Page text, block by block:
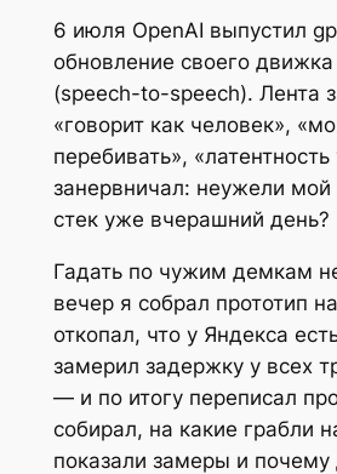
6 июля OpenAI выпустил
обновление своего движка
(speech-to-speech). Лента
«говорит как человек»,
перебивать»,
занервничал: неужели
стек уже вчерашний день?
Гадать по чужим демкам
вечер я собрал прототип
откопал, что у Яндекса
замерил задержку у всех
— и по итогу переписал
собирал, на какие грабли
показали замеры и почему